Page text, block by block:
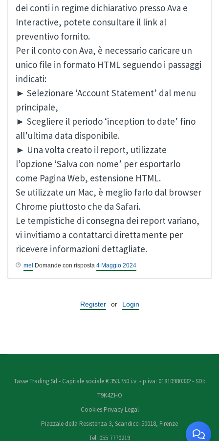
dei conti in regime dichiarativo presso Ava e
Interactive, potete consultare il link al
preventivo fornito.
Per il conto con Ava, è necessario caricare un
unico file in formato HTML seguendo i passaggi
indicati:
► Selezionare ‘Account Statement’ dal menu
principale,
► Scegliere il periodo ‘inception to date’ fino
all’ultima data disponibile.
► Una volta creato il report, utilizzate
l’opzione ‘Salva con nome’ per esportarlo
come Pagina Web, estensione HTML.
Se utilizzate un Mac, è meglio farlo dal browser
Chrome piuttosto che da Safari.
Le tempistiche di consegna dei report variano,
vi invitiamo a contattarci direttamente per
ricevere informazioni dettagliate.
mel Domande con risposta 4 Maggio 2024
Register or Login
Tasse Trading Srl - Capitale sociale € 353.750 i.v. - p.iva: 01810980332 - SDI:
T9K4ZHO
Cookies Privacy Legal
Piazzale della Resistenza 3, Scandicci 50018, Firenze
Tel: 055 7770219